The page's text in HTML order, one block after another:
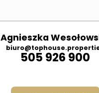
Agnieszka
505 926 900